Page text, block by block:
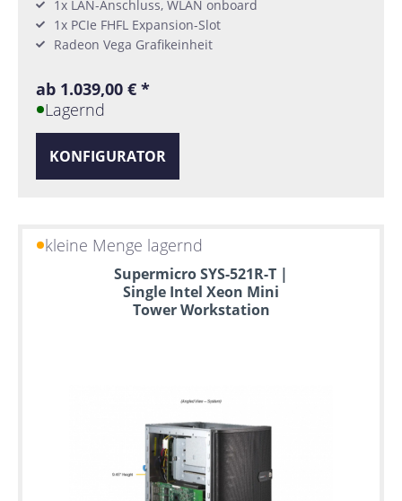
1x LAN-Anschluss, WLAN onboard
1x PCIe FHFL Expansion-Slot
Radeon Vega Grafikeinheit
ab 1.039,00 € *
Lagernd
KONFIGURATOR
kleine Menge lagernd
Supermicro SYS-521R-T |
Single Intel Xeon Mini
Tower Workstation